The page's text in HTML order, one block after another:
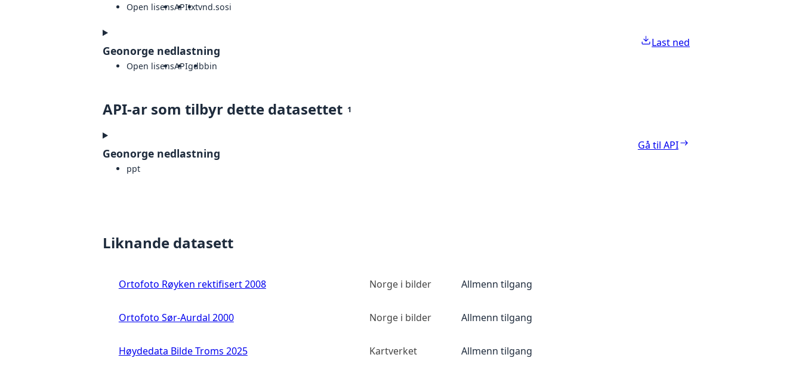
Open lisensAPItxtvnd.sosi
Geonorge nedlastning
Open lisensAPIgdbbin
Last ned
API-ar som tilbyr dette datasettet 1
Geonorge nedlastning
ppt
Gå til API
Liknande datasett
Ortofoto Røyken rektifisert 2008 Norge i bilder Allmenn tilgang
Ortofoto Sør-Aurdal 2000 Norge i bilder Allmenn tilgang
Høydedata Bilde Troms 2025 Kartverket Allmenn tilgang